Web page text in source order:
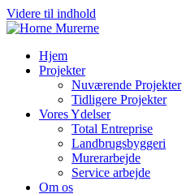
Videre til indhold
Hjem
Projekter
Nuværende Projekter
Tidligere Projekter
Vores Ydelser
Total Entreprise
Landbrugsbyggeri
Murerarbejde
Service arbejde
Om os